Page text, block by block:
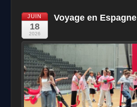
JUIN
18
2026
Voyage en Espagne